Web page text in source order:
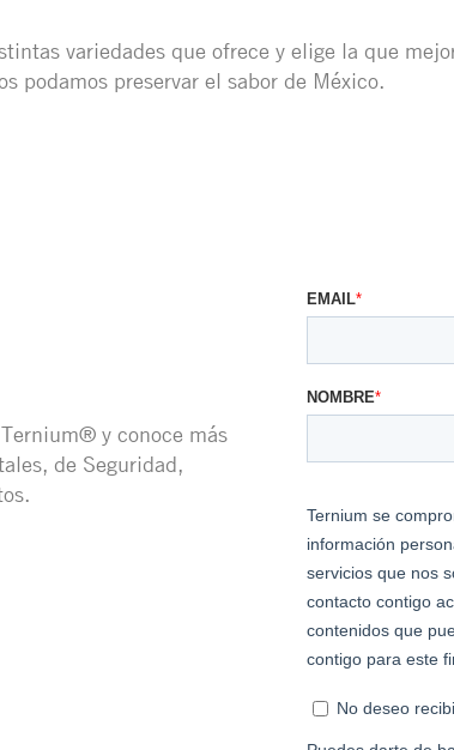
variedades que ofrece y elige la que
podamos preservar el sabor de México.
y conoce más
de Seguridad,